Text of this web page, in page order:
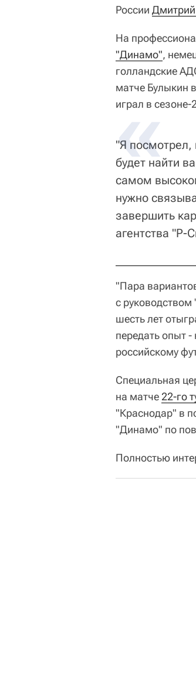
России
На
"Динамо",
голландские
матче Булыкин
играл в сезоне-
"Я посмотрел,
будет найти
самом
нужно
завершить
агентства "Р-
"Пара
с
шесть лет
передать опыт
российскому
Специальная
на матче 22-го
"Краснодар" в
"Динамо" по
Полностью